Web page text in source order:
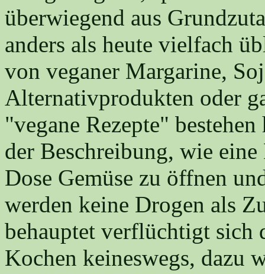
überwiegend aus
anders als heute vielfach
von veganer Margarine,
Alternativprodukten oder
"vegane Rezepte"
der Beschreibung, wie
Dose Gemüse zu öffnen
werden keine Drogen als
behauptet verflüchtigt sich
Kochen keineswegs, dazu